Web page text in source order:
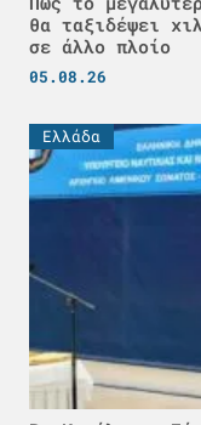
θα ταξιδέψει
σε άλλο πλοίο
05.08.26
Ελλάδα